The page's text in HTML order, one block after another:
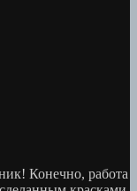
Конечно, работа